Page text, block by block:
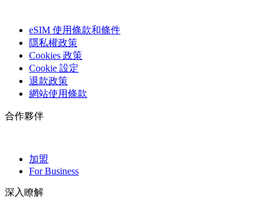
eSIM 使用條款和條件
隱私權政策
Cookies 政策
Cookie 設定
退款政策
網站使用條款
合作夥伴
加盟
For Business
深入瞭解